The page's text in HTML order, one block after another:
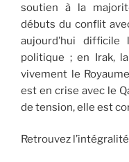
soutien à la
débuts du conflit
aujourd’hui
politique ; en Irak,
vivement le
est en crise avec le
de tension, elle est
Retrouvez